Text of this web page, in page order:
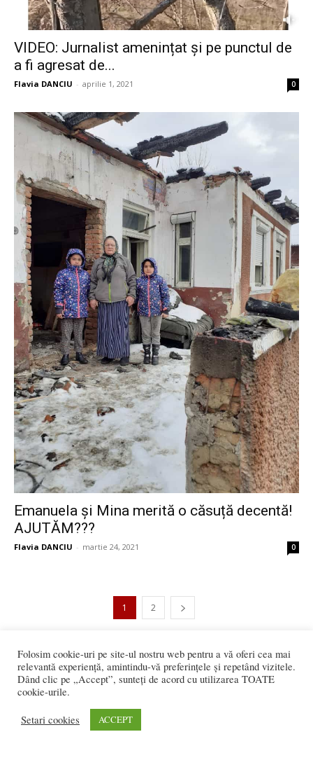
VIDEO: Jurnalist amenințat și pe punctul de
a fi agresat de...
Flavia DANCIU - aprilie 1, 2021 0
Emanuela și Mina merită o căsuță decentă!
AJUTĂM???
Flavia DANCIU - martie 24, 2021 0
1 2
3.565 vizitatori online
REDACȚIA:
redactia@bistriteanul.ro
Folosim cookie-uri pe site-ul nostru web pentru a vă oferi cea mai
relevantă experiență, amintindu-vă preferințele și repetând vizitele.
Dând clic pe „Accept”, sunteți de acord cu utilizarea TOATE
cookie-urile.
Setari cookies ACCEPT